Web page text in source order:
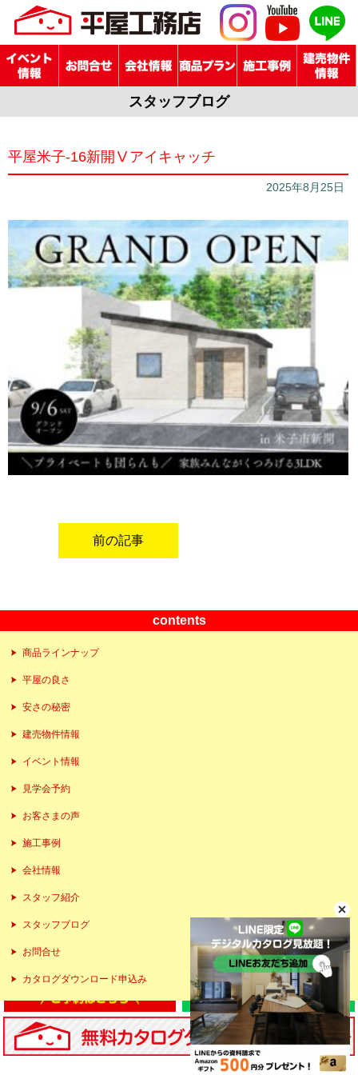
スタッフブログ
平屋米子-16新開Ⅴアイキャッチ
2025年8月25日
前の記事
contents
商品ラインナップ
平屋の良さ
安さの秘密
建売物件情報
イベント情報
見学会予約
お客さまの声
施工事例
会社情報
スタッフ紹介
スタッフブログ
お問合せ
カタログダウンロード申込み